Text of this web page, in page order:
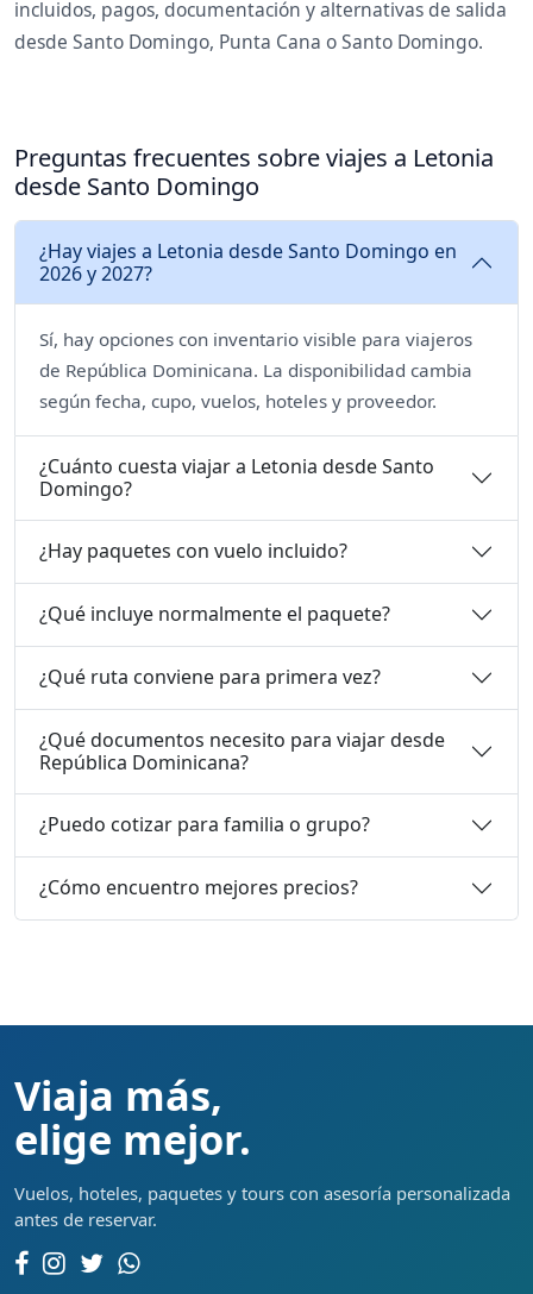
incluidos, pagos, documentación y alternativas de salida
desde Santo Domingo, Punta Cana o Santo Domingo.
Preguntas frecuentes sobre viajes a Letonia
desde Santo Domingo
¿Hay viajes a Letonia desde Santo Domingo en
2026 y 2027?
Sí, hay opciones con inventario visible para viajeros
de República Dominicana. La disponibilidad cambia
según fecha, cupo, vuelos, hoteles y proveedor.
¿Cuánto cuesta viajar a Letonia desde Santo
Domingo?
¿Hay paquetes con vuelo incluido?
¿Qué incluye normalmente el paquete?
¿Qué ruta conviene para primera vez?
¿Qué documentos necesito para viajar desde
República Dominicana?
¿Puedo cotizar para familia o grupo?
¿Cómo encuentro mejores precios?
Viaja más,
elige mejor.
Vuelos, hoteles, paquetes y tours con asesoría personalizada
antes de reservar.